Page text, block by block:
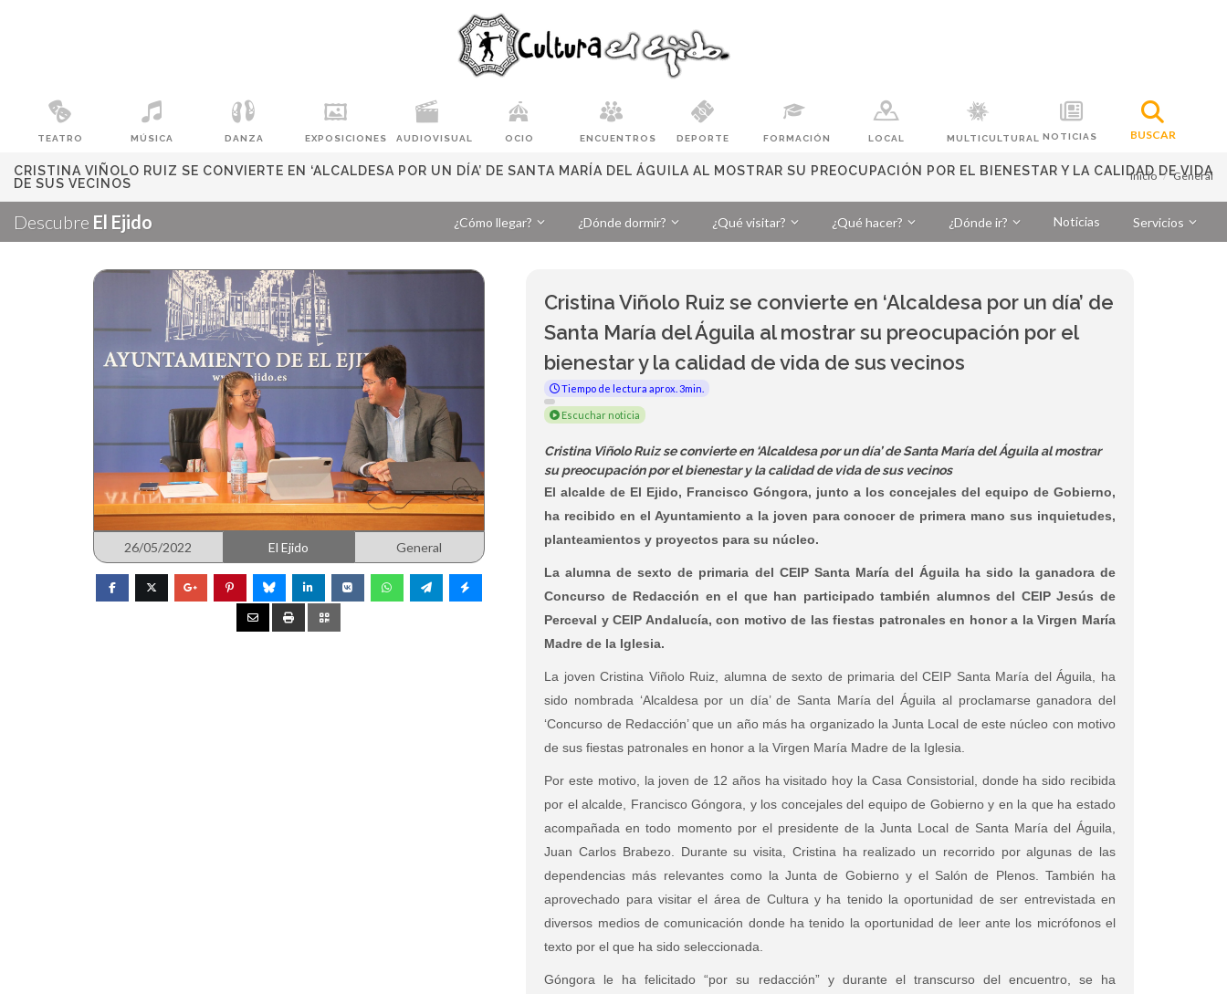
TEATRO MÚSICA DANZA EXPOSICIONES AUDIOVISUAL OCIO ENCUENTROS DEPORTE FORMACIÓN LOCAL MULTICULTURAL NOTICIAS BUSCAR
CRISTINA VIÑOLO RUIZ SE CONVIERTE EN ‘ALCALDESA POR UN DÍA’ DE SANTA MARÍA DEL ÁGUILA AL MOSTRAR SU PREOCUPACIÓN POR EL BIENESTAR Y LA CALIDAD DE VIDA
DE SUS VECINOS
Inicio General
Descubre El Ejido ¿Cómo llegar? ¿Dónde dormir? ¿Qué visitar? ¿Qué hacer? ¿Dónde ir? Noticias Servicios
26/05/2022 El Ejido General
Cristina Viñolo Ruiz se convierte en ‘Alcaldesa por un día’ de
Santa María del Águila al mostrar su preocupación por el
bienestar y la calidad de vida de sus vecinos
Tiempo de lectura aprox. 3min.
Escuchar noticia
Cristina Viñolo Ruiz se convierte en ‘Alcaldesa por un día’ de Santa María del Águila al mostrar
su preocupación por el bienestar y la calidad de vida de sus vecinos
El alcalde de El Ejido, Francisco Góngora, junto a los concejales del equipo de Gobierno,
ha recibido en el Ayuntamiento a la joven para conocer de primera mano sus inquietudes,
planteamientos y proyectos para su núcleo.
La alumna de sexto de primaria del CEIP Santa María del Águila ha sido la ganadora de
Concurso de Redacción en el que han participado también alumnos del CEIP Jesús de
Perceval y CEIP Andalucía, con motivo de las fiestas patronales en honor a la Virgen María
Madre de la Iglesia.
La joven Cristina Viñolo Ruiz, alumna de sexto de primaria del CEIP Santa María del Águila, ha
sido nombrada ‘Alcaldesa por un día’ de Santa María del Águila al proclamarse ganadora del
‘Concurso de Redacción’ que un año más ha organizado la Junta Local de este núcleo con motivo
de sus fiestas patronales en honor a la Virgen María Madre de la Iglesia.
Por este motivo, la joven de 12 años ha visitado hoy la Casa Consistorial, donde ha sido recibida
por el alcalde, Francisco Góngora, y los concejales del equipo de Gobierno y en la que ha estado
acompañada en todo momento por el presidente de la Junta Local de Santa María del Águila,
Juan Carlos Brabezo. Durante su visita, Cristina ha realizado un recorrido por algunas de las
dependencias más relevantes como la Junta de Gobierno y el Salón de Plenos. También ha
aprovechado para visitar el área de Cultura y ha tenido la oportunidad de ser entrevistada en
diversos medios de comunicación donde ha tenido la oportunidad de leer ante los micrófonos el
texto por el que ha sido seleccionada.
Góngora le ha felicitado “por su redacción” y durante el transcurso del encuentro, se ha